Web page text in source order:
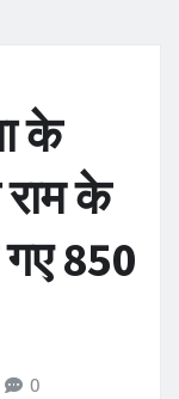
के
के
850
0